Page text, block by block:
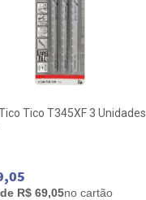
Tico T345XF 3 Unidades
R$ 69,05no cartão